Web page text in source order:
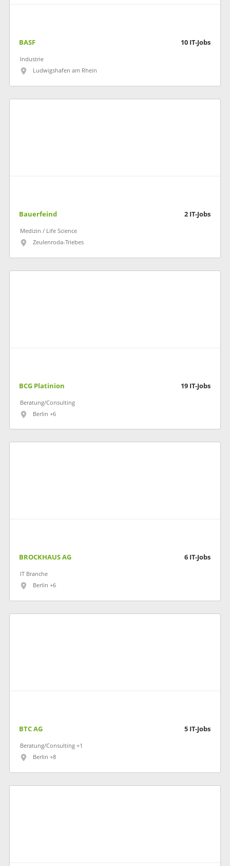
BASF 10 IT-Jobs
Industrie
Ludwigshafen am Rhein
Bauerfeind 2 IT-Jobs
Medizin / Life Science
Zeulenroda-Triebes
BCG Platinion 19 IT-Jobs
Beratung/Consulting
Berlin +6
BROCKHAUS AG 6 IT-Jobs
IT Branche
Berlin +6
BTC AG 5 IT-Jobs
Beratung/Consulting +1
Berlin +8